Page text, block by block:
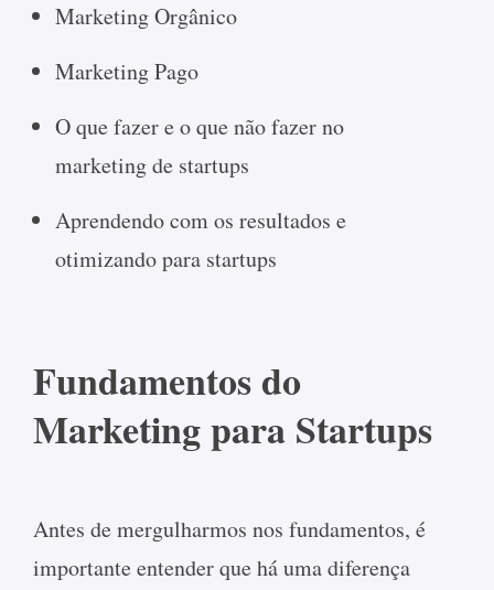
Marketing Orgânico
Marketing Pago
O que fazer e o que não fazer no
marketing de startups
Aprendendo com os resultados e
otimizando para startups
Fundamentos do
Marketing para Startups
Antes de mergulharmos nos fundamentos, é
importante entender que há uma diferença